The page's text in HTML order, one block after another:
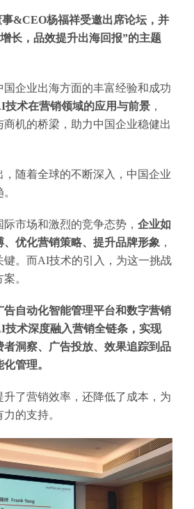
&CEO杨福祥受邀出席论坛，并
长，品效提升出海回报”的主题
企业出海方面的丰富经验和成功
技术在营销领域的应用与前景 ，
商机的桥梁，助力中国企业稳健出
随着全球的不断深入，中国企业
际市场和激烈的竞争态势，企业如
优化营销策略、提升品牌形象 ，
键。而AI技术的引入，为这一挑战
。
告自动化智能管理平台和数字营销
技术深度融入营销全链条，实现
者洞察、广告投放、效果追踪到品
管理。
了营销效率，还降低了成本，为
的支持。